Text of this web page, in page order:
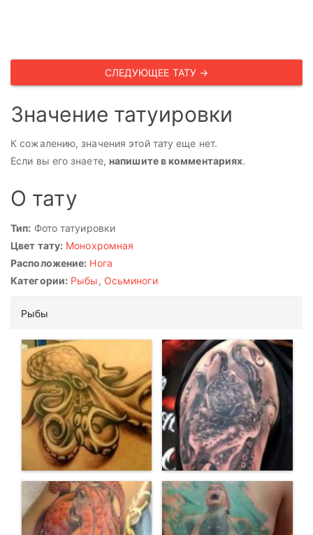
СЛЕДУЮЩЕЕ ТАТУ →
Значение татуировки
К сожалению, значения этой тату еще нет.
Если вы его знаете, напишите в комментариях.
О тату
Тип: Фото татуировки
Цвет тату: Монохромная
Расположение: Нога
Категории: Рыбы, Осьминоги
Рыбы